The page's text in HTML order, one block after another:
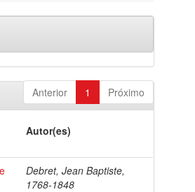
Anterior 1 Próximo
Autor(es)
Debret, Jean Baptiste,
1768-1848